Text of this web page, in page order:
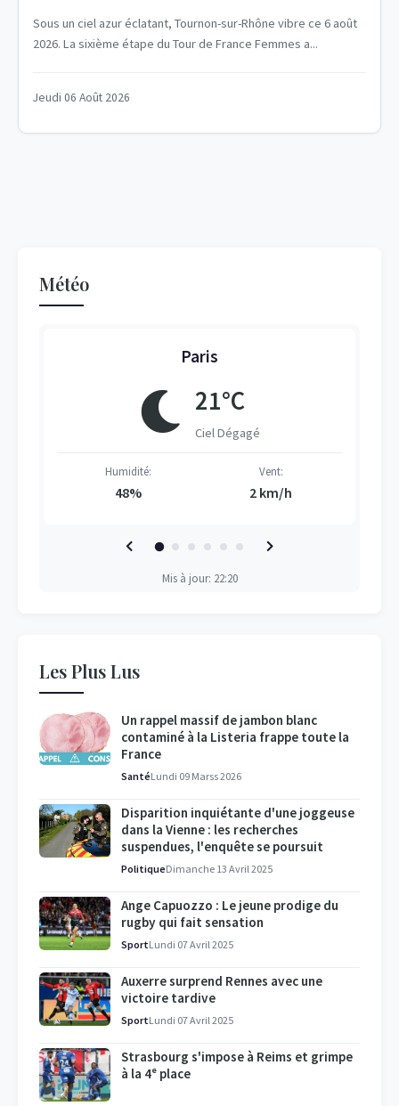
Sous un ciel azur éclatant, Tournon-sur-Rhône vibre ce 6 août
2026. La sixième étape du Tour de France Femmes a...
Jeudi 06 Août 2026
Météo
Paris
21°C
Ciel Dégagé
Humidité:
48%
Vent:
2 km/h
Mis à jour: 22:20
Les Plus Lus
Un rappel massif de jambon blanc
contaminé à la Listeria frappe toute la
France
SantéLundi 09 Marss 2026
Disparition inquiétante d'une joggeuse
dans la Vienne : les recherches
suspendues, l'enquête se poursuit
PolitiqueDimanche 13 Avril 2025
Ange Capuozzo : Le jeune prodige du
rugby qui fait sensation
SportLundi 07 Avril 2025
Auxerre surprend Rennes avec une
victoire tardive
SportLundi 07 Avril 2025
Strasbourg s'impose à Reims et grimpe
à la 4ᵉ place